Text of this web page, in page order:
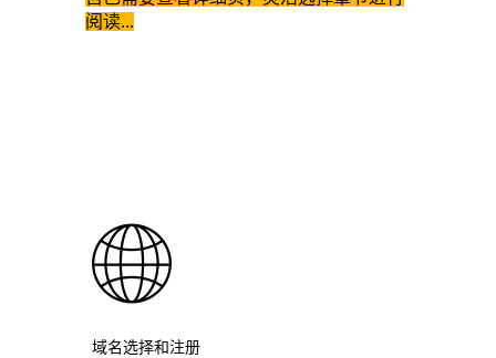
阅读...
域名选择和注册